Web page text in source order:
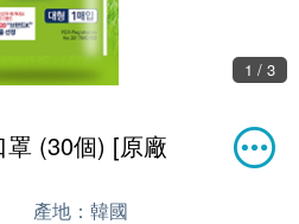
1 / 3
(30個) [原廠
產地： 韓國